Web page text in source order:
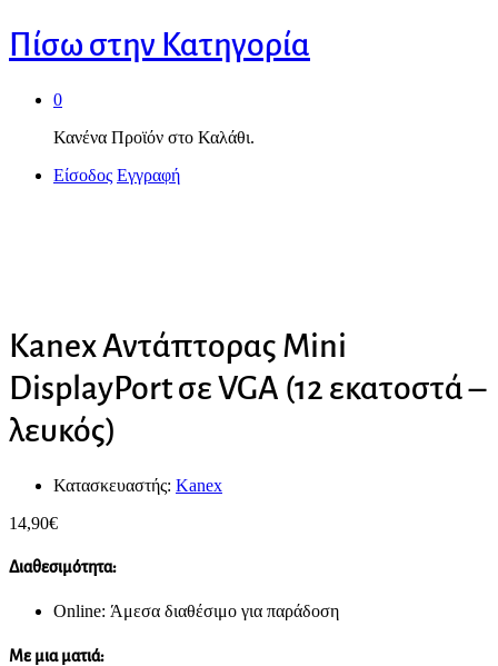
Πίσω στην Κατηγορία
0
Κανένα Προϊόν στο Καλάθι.
Είσοδος Εγγραφή
Kanex Αντάπτορας Mini
DisplayPort σε VGA (12 εκατοστά –
λευκός)
Κατασκευαστής: Kanex
14,90€
Διαθεσιμότητα:
Online: Άμεσα διαθέσιμο για παράδοση
Με μια ματιά: